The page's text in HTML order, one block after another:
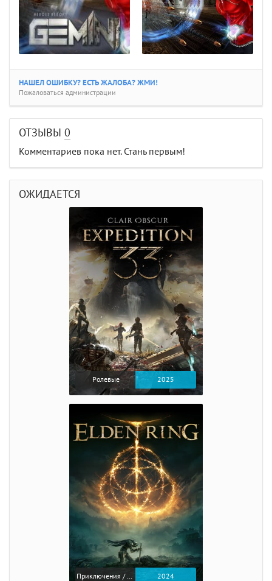
НАШЕЛ ОШИБКУ? ЕСТЬ ЖАЛОБА? ЖМИ!
Пожаловаться администрации
ОТЗЫВЫ 0
Комментариев пока нет. Стань первым!
ОЖИДАЕТСЯ
Ролевые 2025
2024